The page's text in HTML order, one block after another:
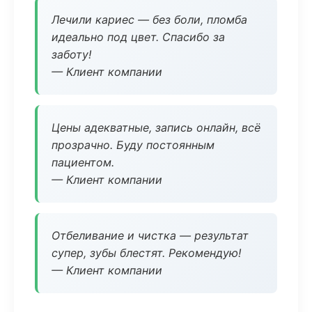
Лечили кариес — без боли, пломба
идеально под цвет. Спасибо за
заботу!
— Клиент компании
Цены адекватные, запись онлайн, всё
прозрачно. Буду постоянным
пациентом.
— Клиент компании
Отбеливание и чистка — результат
супер, зубы блестят. Рекомендую!
— Клиент компании